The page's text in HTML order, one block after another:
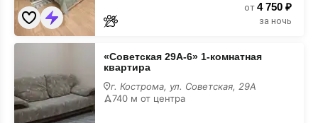
от 4 750 ₽
за ночь
«Советская
комнатная
квартира
«Советская 29А-6» 1-комнатная
квартира
г. Кострома, ул. Советская, 29А
740 м от центра